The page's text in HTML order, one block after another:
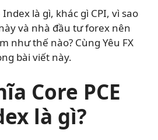
Index là gì, khác gì CPI, vì sao
và nhà đầu tư forex nên
như thế nào? Cùng Yêu FX
bài viết này.
Core PCE
là gì?